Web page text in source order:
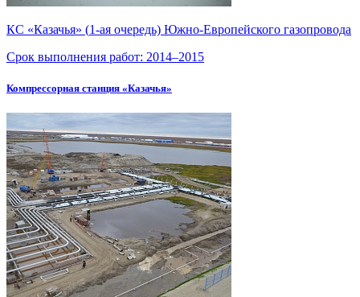
КС «Казачья» (1-ая очередь) Южно-Европейского газопровода
Срок выполнения работ: 2014–2015
Компрессорная станция «Казачья»